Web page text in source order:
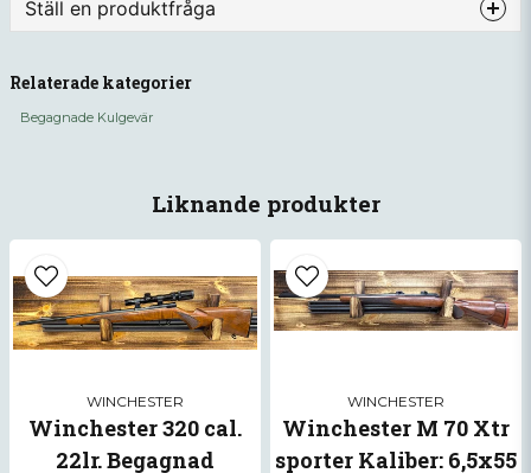
Liknande produkter
WINCHESTER
Winchester 320 cal.
22lr. Begagnad
WINCHESTER
Winchester M 70 Xtr
sporter Kaliber: 6,5x55
VBNR: 124
Ställ en produktfråga
Fråga oss något om denna produkten...
email
Mejladress
Ja, ni får publicera min fråga
Relaterade kategorier
Begagnade Kulgevär